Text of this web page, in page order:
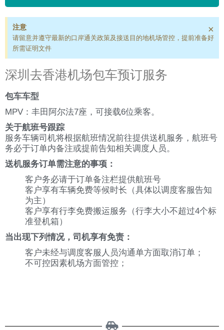
注意
请留意并遵守最新的口岸通关政策及接送目的地机场管控，提前准备好
所需证明文件
×
深圳去香港机场包车预订服务
包车车型
MPV：丰田阿尔法7座，可接载6位乘客。
关于航班号跟踪
服务车辆司机将根据航班情况前往提供送机服务，航班号
务必于订单内备注或提前告知相关调度人员。
送机服务订单需注意的事项：
客户务必请于订单备注栏提供航班号
客户享有车辆免费等候时长（具体以调度客服告知
为主）
客户享有行李免费搬运服务（行李大小不超过4个标
准登机箱）
当出现下列情况，司机享有免责：
客户未经与调度客服人员沟通单方面取消订单；
不可控因素机场方面管控；